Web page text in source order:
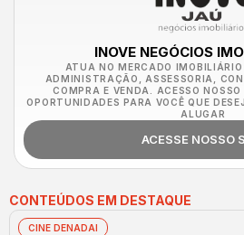
INOVE NEGÓCIOS
ATUA NO MERCADO IMOBILIÁRIO
ADMINISTRAÇÃO, ASSESSORIA,
COMPRA E VENDA. ACESSO
OPORTUNIDADES PARA VOCÊ QUE
ALUGAR
ACESSE NOSSO
CONTEÚDOS EM DESTAQUE
CINE DENADAI